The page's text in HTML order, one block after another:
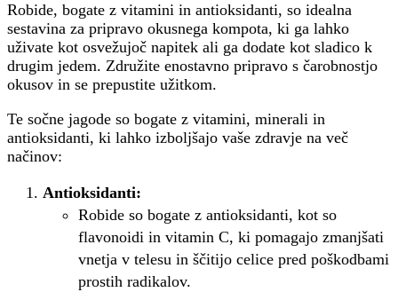
Robide, bogate z vitamini in antioksidanti, so idealna
sestavina za pripravo okusnega kompota, ki ga lahko
uživate kot osvežujoč napitek ali ga dodate kot sladico k
drugim jedem. Združite enostavno pripravo s čarobnostjo
okusov in se prepustite užitkom.
Te sočne jagode so bogate z vitamini, minerali in
antioksidanti, ki lahko izboljšajo vaše zdravje na več
načinov:
Antioksidanti:
Robide so bogate z antioksidanti, kot so
flavonoidi in vitamin C, ki pomagajo zmanjšati
vnetja v telesu in ščitijo celice pred poškodbami
prostih radikalov.